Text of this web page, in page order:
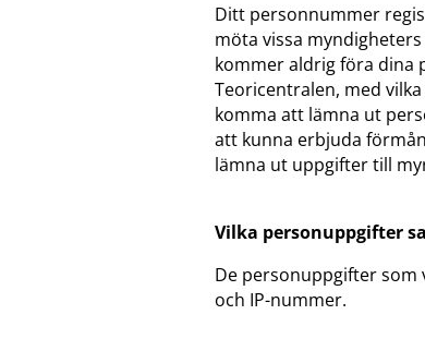
Ditt personnummer
möta vissa
kommer aldrig föra dina
Teoricentralen, med
komma att lämna ut
att kunna erbjuda
lämna ut uppgifter till
Vilka personuppgifter
De personuppgifter
och IP-nummer.